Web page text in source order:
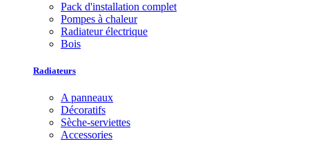
Pack d'installation complet
Pompes à chaleur
Radiateur électrique
Bois
Radiateurs
A panneaux
Décoratifs
Sèche-serviettes
Accessories